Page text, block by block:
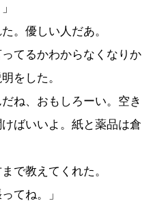
。優しい人だあ。
てるかわからなくなりか
をした。
ね、おもしろーい。空き
ばいいよ。紙と薬品は倉
で教えてくれた。
てね。」